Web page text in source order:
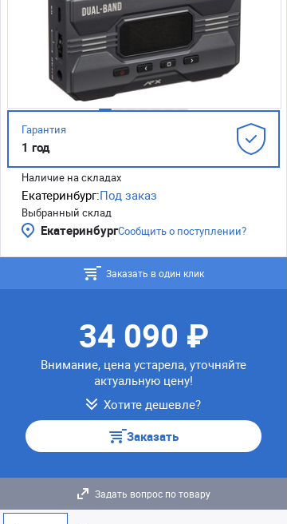
Гарантия
1 год
Наличие на складах
Екатеринбург:Под заказ
Выбранный склад
ЕкатеринбургСообщить о поступлении?
Заказать в один клик
34 090 ₽
Внимание, цена устарела, уточняйте
актуальную цену!
Хотите дешевле?
Заказать
Задать вопрос по товару